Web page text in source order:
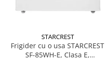
STARCREST
Frigider cu o usa STARCREST
SF-85WH-E, Clasa E,